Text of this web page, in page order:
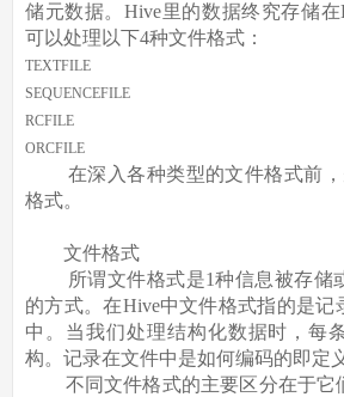
储元数据。Hive里的数据终究存储
可以处理以下4种文件格式：
TEXTFILE
SEQUENCEFILE
RCFILE
ORCFILE
在深入各种类型的文件格式前，
格式。
文件格式
所谓文件格式是1种信息被存储
的方式。在Hive中文件格式指的是记
中。当我们处理结构化数据时，每
构。记录在文件中是如何编码的即定
不同文件格式的主要区分在于它